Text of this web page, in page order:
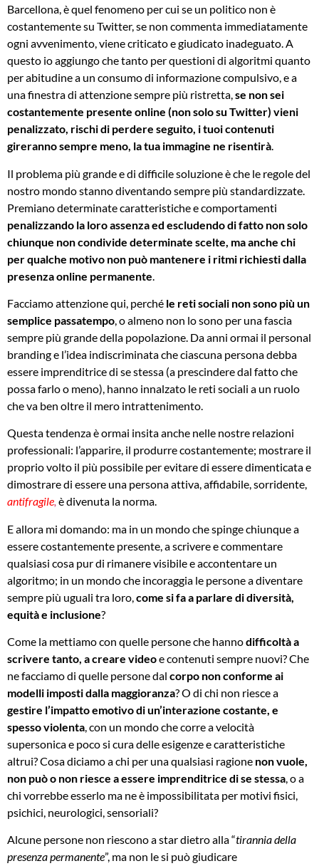
Barcellona, è quel fenomeno per cui se un politico non è
costantemente su Twitter, se non commenta immediatamente
ogni avvenimento, viene criticato e giudicato inadeguato. A
questo io aggiungo che tanto per questioni di algoritmi quanto
per abitudine a un consumo di informazione compulsivo, e a
una finestra di attenzione sempre più ristretta,se non sei
costantemente presente online (non solo su Twitter) vieni
penalizzato, rischi di perdere seguito, i tuoi contenuti
gireranno sempre meno, la tua immagine ne risentirà.
Il problema più grande e di difficile soluzione è che le regole del
nostro mondo stanno diventando sempre più standardizzate.
Premiano determinate caratteristiche e comportamenti
penalizzando la loro assenza ed escludendo di fatto non solo
chiunque non condivide determinate scelte, ma anche chi
per qualche motivo non può mantenere i ritmi richiesti dalla
presenza online permanente
Facciamo attenzione qui, perché le reti sociali non sono più un
semplice passatempo, o almeno non lo sono per una fascia
sempre più grande della popolazione. Da anni ormai il personal
branding e l’idea indiscriminata che ciascuna persona debba
essere imprenditrice di se stessa (a prescindere dal fatto che
possa farlo o meno), hanno innalzato le reti sociali a un ruolo
che va ben oltre il mero intrattenimento.
Questa tendenza è ormai insita anche nelle nostre relazioni
professionali: l’apparire, il produrre costantemente; mostrare il
proprio volto il più possibile per evitare di essere dimenticata e
dimostrare di essere una persona attiva, affidabile, sorridente,
antifragile, è divenuta la norma.
E allora mi domando: ma in un mondo che spinge chiunque a
essere costantemente presente, a scrivere e commentare
qualsiasi cosa pur di rimanere visibile e accontentare un
algoritmo; in un mondo che incoraggia le persone a diventare
sempre più uguali tra loro, come si fa a parlare di diversità,
equità e inclusione?
Come la mettiamo con quelle persone che hannodifficoltà a
scrivere tanto, a creare videoe contenuti sempre nuovi? Che
ne facciamo di quelle persone dal corpo non conforme ai
modelli imposti dalla maggioranza? O di chi non riesce a
gestire l’impatto emotivo di un’interazione costante, e
spesso violenta, con un mondo che corre a velocità
supersonica e poco si cura delle esigenze e caratteristiche
altrui? Cosa diciamo a chi per una qualsiasi ragione non vuole,
non può o non riesce a essere imprenditrice di se stessa, o a
chi vorrebbe esserlo ma ne è impossibilitata per motivi fisici,
psichici, neurologici, sensoriali?
Alcune persone non riescono a star dietro alla “tirannia della
presenza permanente”, ma non le si può giudicare